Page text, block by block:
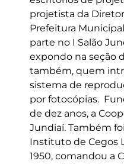
projetista da
Prefeitura
parte no I Salão
expondo na seção
também, quem
sistema de
por fotocópias.
de dez anos, a
Jundiaí. Também
Instituto de Cegos
1950, comandou a